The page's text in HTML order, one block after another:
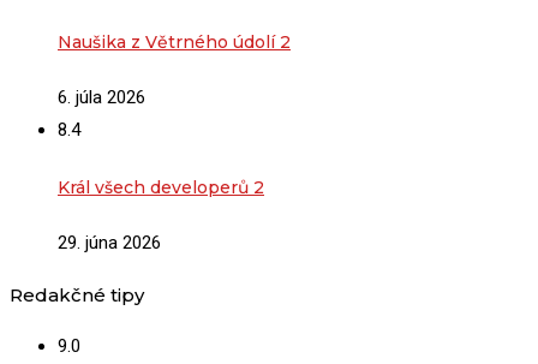
Naušika z Větrného údolí 2
6. júla 2026
8.4
Král všech developerů 2
29. júna 2026
Redakčné tipy
9.0